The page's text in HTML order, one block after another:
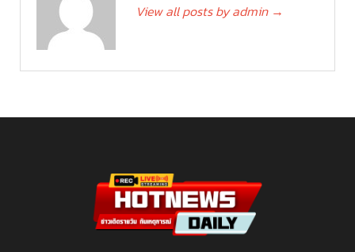
View all posts by admin →